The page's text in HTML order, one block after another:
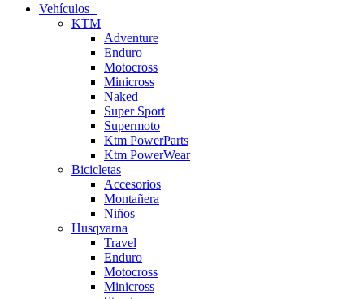
Vehículos
KTM
Adventure
Enduro
Motocross
Minicross
Naked
Super Sport
Supermoto
Ktm PowerParts
Ktm PowerWear
Bicicletas
Accesorios
Montañera
Niños
Husqvarna
Travel
Enduro
Motocross
Minicross